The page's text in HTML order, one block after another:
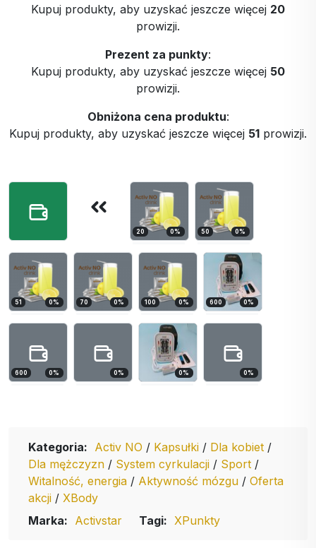
Kupuj produkty, aby uzyskać jeszcze więcej 20
prowizji.
Prezent za punkty:
Kupuj produkty, aby uzyskać jeszcze więcej 50
prowizji.
Obniżona cena produktu:
Kupuj produkty, aby uzyskać jeszcze więcej 51 prowizji.
20 0% 50 0%
51 0% 70 0% 100 0% 600 0%
600 0% 0% 0% 0%
Kategoria: Activ NO / Kapsułki / Dla kobiet /
Dla mężczyzn / System cyrkulacji / Sport /
Witalność, energia / Aktywność mózgu / Oferta
akcji / XBody
Marka: Activstar Tagi: XPunkty